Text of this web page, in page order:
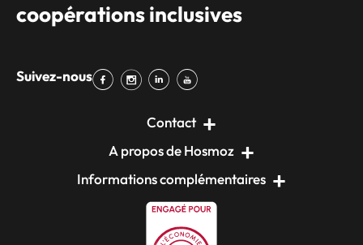
coopérations inclusives
Suivez-nous
Contact
A propos de Hosmoz
Informations complémentaires